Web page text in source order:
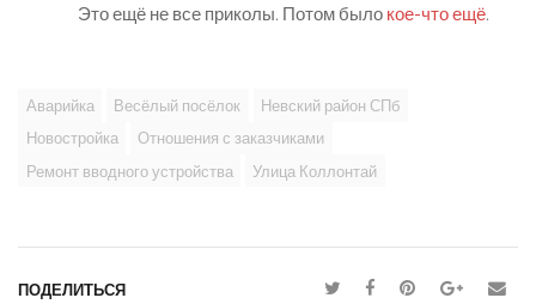
Это ещё не все приколы. Потом было кое-что ещё.
Аварийка Весёлый посёлок
Невский район СПб
Новостройка
Отношения с заказчиками
Ремонт вводного устройства
Улица Коллонтай
ПОДЕЛИТЬСЯ